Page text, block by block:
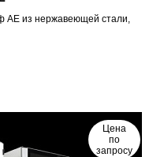
AE из нержавеющей стали,
Цена
по
запросу